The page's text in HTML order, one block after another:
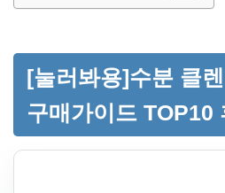
[눌러봐용]수분 클
구매가이드 TOP10